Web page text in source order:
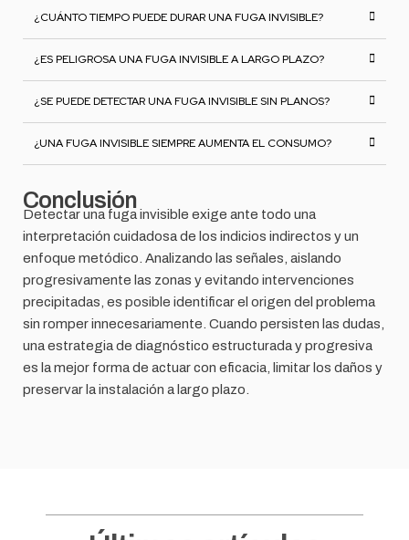
¿CUÁNTO TIEMPO PUEDE DURAR UNA FUGA INVISIBLE?
¿ES PELIGROSA UNA FUGA INVISIBLE A LARGO PLAZO?
¿SE PUEDE DETECTAR UNA FUGA INVISIBLE SIN PLANOS?
¿UNA FUGA INVISIBLE SIEMPRE AUMENTA EL CONSUMO?
Conclusión
Detectar una fuga invisible exige ante todo una
interpretación cuidadosa de los indicios indirectos y un
enfoque metódico. Analizando las señales, aislando
progresivamente las zonas y evitando intervenciones
precipitadas, es posible identificar el origen del problema
sin romper innecesariamente. Cuando persisten las dudas,
una estrategia de diagnóstico estructurada y progresiva
es la mejor forma de actuar con eficacia, limitar los daños y
preservar la instalación a largo plazo.